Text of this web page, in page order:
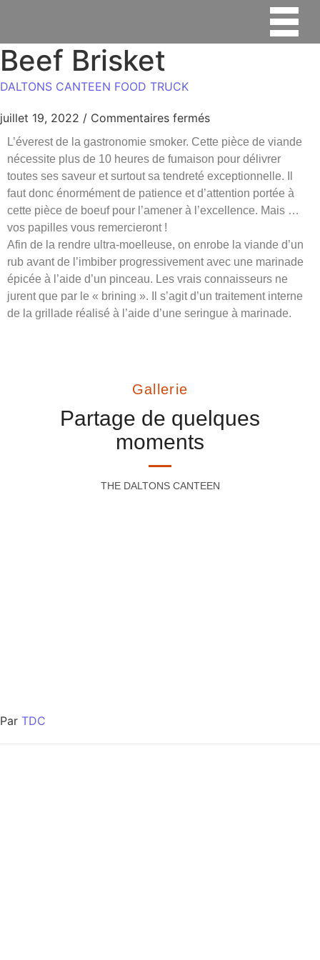
Beef Brisket
DALTONS CANTEEN FOOD TRUCK
juillet 19, 2022 / Commentaires fermés
L’éverest de la gastronomie smoker. Cette pièce de viande
nécessite plus de 10 heures de fumaison pour délivrer
toutes ses saveur et surtout sa tendreté exceptionnelle. Il
faut donc énormément de patience et d’attention portée à
cette pièce de boeuf pour l’amener à l’excellence. Mais …
vos papilles vous remercieront !
Afin de la rendre ultra-moelleuse, on enrobe la viande d’un
rub avant de l’imbiber progressivement avec une marinade
épicée à l’aide d’un pinceau. Les vrais connaisseurs ne
jurent que par le « brining ». Il s’agit d’un traitement interne
de la grillade réalisé à l’aide d’une seringue à marinade.
Gallerie
Partage de quelques
moments
THE DALTONS CANTEEN
Par TDC